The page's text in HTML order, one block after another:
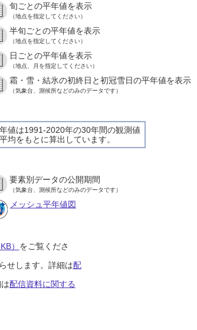
旬ごとの平年値を表示
（地点を指定してください）
半旬ごとの平年値を表示
（地点を指定してください）
日ごとの平年値を表示
（地点、月を指定してください）
霜・雪・結氷の初終日と初冠雪日の平年値を表示
（気象台、測候所などのみのデータです）
値は1991-2020年の30年間の観測値
均をもとに算出しています。
要素別データの公開期間
（気象台、測候所などのみのデータです）
メッシュ平年値図
） をご覧くださ
せします。詳細は配
配信資料に関する